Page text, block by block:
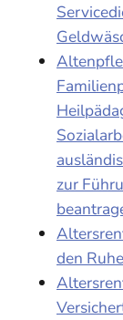
zur
den